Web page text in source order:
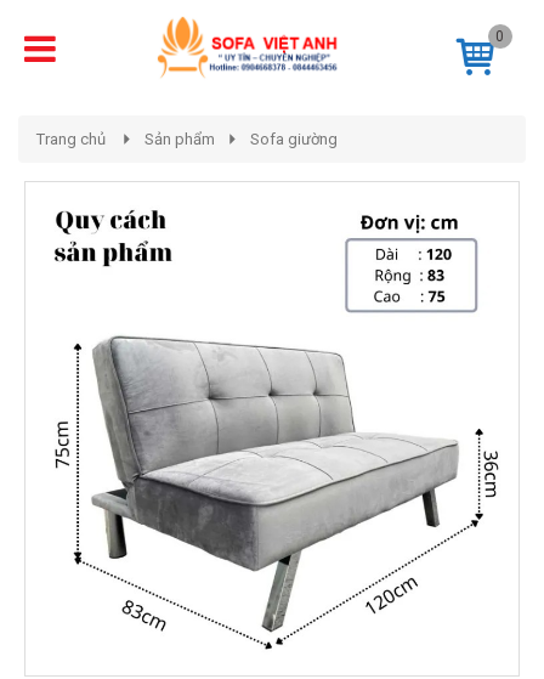
0
Trang chủ Sản phẩm Sofa giường